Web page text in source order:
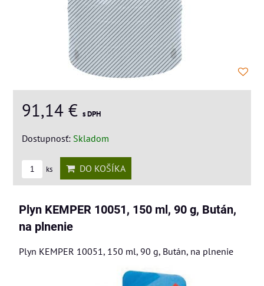
91,14 € s DPH
Dostupnosť: Skladom
ks DO KOŠÍKA
Plyn KEMPER 10051, 150 ml, 90 g, Bután,
na plnenie
Plyn KEMPER 10051, 150 ml, 90 g, Bután, na plnenie